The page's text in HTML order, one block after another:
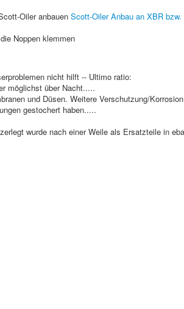
Oiler anbauen Scott-Oiler Anbau an XBR bzw.
Noppen klemmen
nicht hilft -- Ultimo ratio:
möglichst über Nacht.....
und Düsen. Weitere Verschutzung/
gestochert haben.....
wurde nach einer Weile als Ersatzteile in